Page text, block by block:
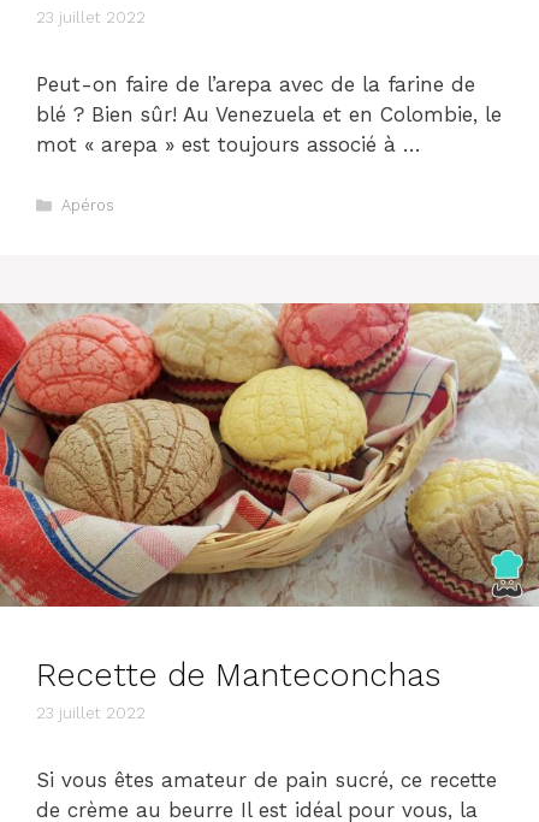
23 juillet 2022
Peut-on faire de l’arepa avec de la farine de
blé ? Bien sûr! Au Venezuela et en Colombie, le
mot « arepa » est toujours associé à …
Catégories
Apéros
Recette de Manteconchas
23 juillet 2022
Si vous êtes amateur de pain sucré, ce recette
de crème au beurre Il est idéal pour vous, la